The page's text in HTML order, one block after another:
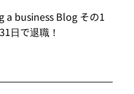
a business Blog その1
日で退職！